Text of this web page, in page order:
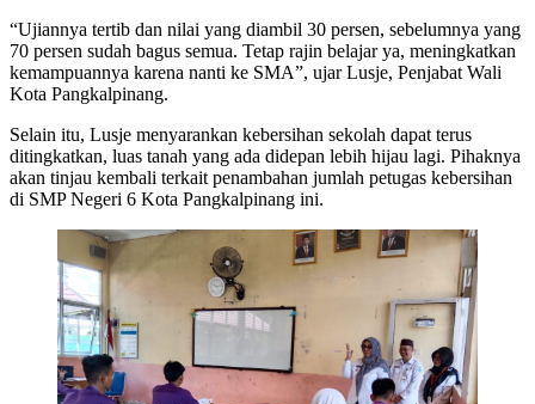
“Ujiannya tertib dan nilai yang diambil 30 persen, sebelumnya yang
70 persen sudah bagus semua. Tetap rajin belajar ya, meningkatkan
kemampuannya karena nanti ke SMA”, ujar Lusje, Penjabat Wali
Kota Pangkalpinang.
Selain itu, Lusje menyarankan kebersihan sekolah dapat terus
ditingkatkan, luas tanah yang ada didepan lebih hijau lagi. Pihaknya
akan tinjau kembali terkait penambahan jumlah petugas kebersihan
di SMP Negeri 6 Kota Pangkalpinang ini.